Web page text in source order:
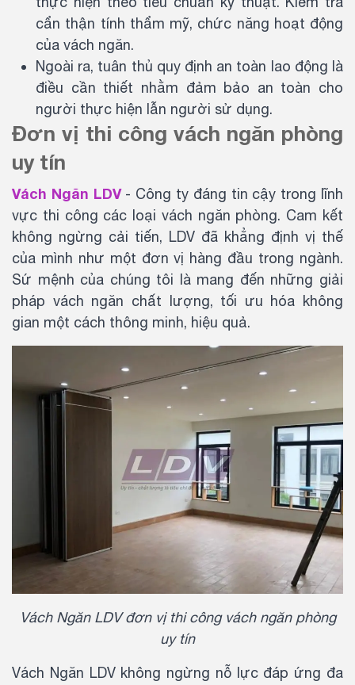
cẩn thận tính thẩm mỹ, chức năng hoạt động
của vách ngăn.
Ngoài ra, tuân thủ quy định an toàn lao động là
điều cần thiết nhằm đảm bảo an toàn cho
người thực hiện lẫn người sử dụng.
Đơn vị thi công vách ngăn phòng
uy tín
Vách Ngăn LDV- Công ty đáng tin cậy trong lĩnh
vực thi công các loại vách ngăn phòng. Cam kết
không ngừng cải tiến, LDV đã khẳng định vị thế
của mình như một đơn vị hàng đầu trong ngành.
Sứ mệnh của chúng tôi là mang đến những giải
pháp vách ngăn chất lượng, tối ưu hóa không
gian một cách thông minh, hiệu quả.
Vách Ngăn LDV đơn vị thi công vách ngăn phòng
uy tín
Vách Ngăn LDV không ngừng nỗ lực đáp ứng đa